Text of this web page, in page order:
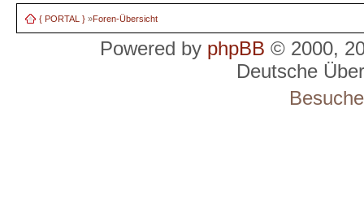
{ PORTAL } »Foren-Übersicht
Powered by phpBB © 2000,
Deutsche